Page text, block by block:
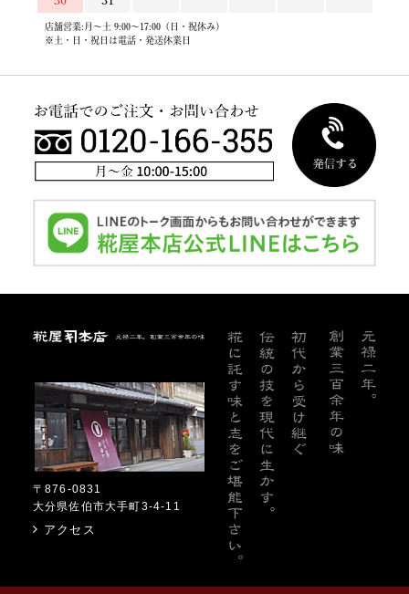
糀屋本店
〒876-0831
大分県佐伯市大手町3-4-11
アクセス